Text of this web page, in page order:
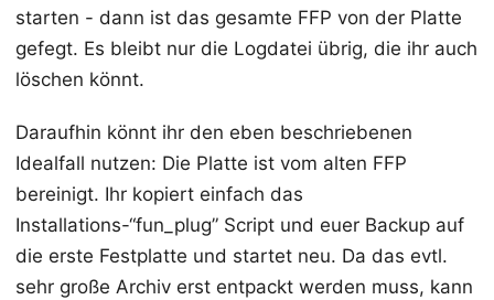
starten - dann ist das gesamte FFP von der Platte
gefegt. Es bleibt nur die Logdatei übrig, die ihr auch
löschen könnt.
Daraufhin könnt ihr den eben beschriebenen
Idealfall nutzen: Die Platte ist vom alten FFP
bereinigt. Ihr kopiert einfach das
Installations-“fun_plug” Script und euer Backup auf
die erste Festplatte und startet neu. Da das evtl.
sehr große Archiv erst entpackt werden muss, kann